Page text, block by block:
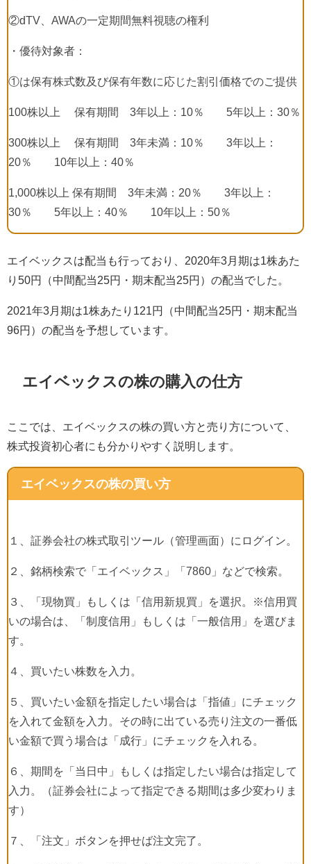
②dTV AWAの一定期間無料視聴の権利
・優待対象者：
①は保有株式数及び保有年数に応じた割引価格でのご提供
100株以上 保有期間 3年以上： 10％ 5年以上： 30％
300株以上 保有期間 3年未満： 10％ 3年以上：
20％ 10年以上： 40％
1,000株以上 保有期間 3年未満： 20％ 3年以上：
30％ 5年以上： 40％ 10年以上： 50％
エイベックスは配当も行っており、 2020年3 月期は1 株あた
り 50円（中間配当25円・期末配当25円）の配当でした。
2021 年3 月期は1 株あたり 121 円（中間配当25円・期末配当
96円）の配当を予想しています。
エイベックスの株の購入の仕方
ここでは、エイベックスの株の買い方と売り方について、
株式投資初心者にも分かりやすく説明します。
エイベックスの株の買い方
１、証券会社の株式取引ツール（管理画面）にログイン。
２、銘柄検索で「エイベックス」「7860 」などで検索。
３、「現物買」もしくは「信用新規買」を選択。※信用買
いの場合は、「制度信用」もしくは「一般信用」を選びま
す。
４、買いたい株数を入力。
５、買いたい金額を指定したい場合は「指値」にチェック
を入れて金額を入力。その時に出ている売り注文の一番低
い金額で買う場合は「成行」にチェックを入れる。
６、期間を「当日中」もしくは指定したい場合は指定して
入力。（証券会社によって指定できる期間は多少変わりま
す）
７、「注文」ボタンを押せば注文完了。